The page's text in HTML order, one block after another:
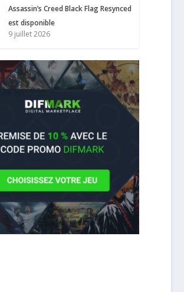
Assassin’s Creed Black Flag Resynced
est disponible
9 juillet 2026